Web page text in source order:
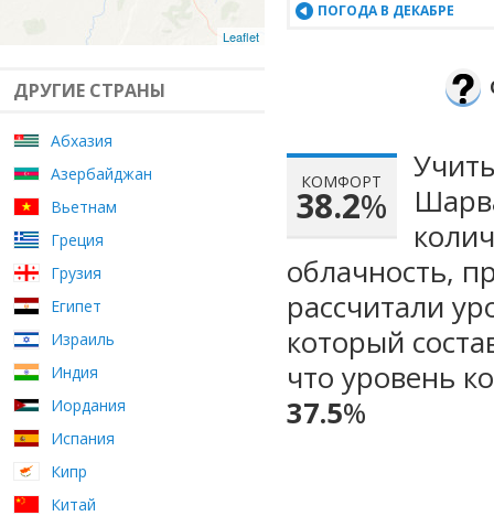
Leaflet
ДРУГИЕ СТРАНЫ
Абхазия
Азербайджан
Вьетнам
Греция
Грузия
Египет
Израиль
Индия
Иордания
Испания
Кипр
Китай
ПОГОДА В ДЕКАБРЕ
КОМФОРТ
38.2%
облачность,
рассчитали
который
что уровень
37.5%